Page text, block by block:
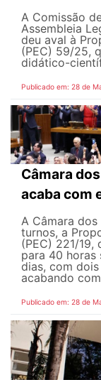
A Comissão
Assembleia
deu aval à
(PEC) 59/25,
didático-
Publicado em: 28 de
Câmara
acaba com
A Câmara
turnos, a
(PEC) 221/
para 40 horas
dias, com
acabando
Publicado em: 28 de